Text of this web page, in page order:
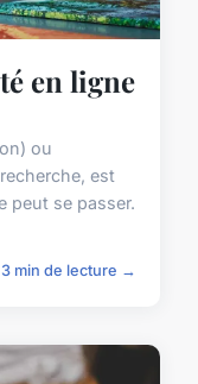
en ligne
ou
est
peut se passer.
3 min de lecture →